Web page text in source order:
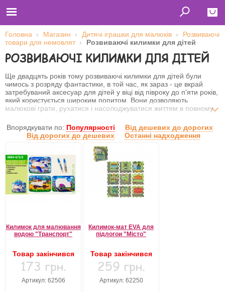
Главная
Футболки
Толстовки (кенгурушки)
Свитшоты
Лонгсливы
Бейсболки
Ветровки
О нас
Сотрудничество
Ім'я користувача
Пароль
Забули своє Ім’я Користувача?
Зареєструватися
Головна Магазин Дитячі іграшки для малюків
Розвиваючі
товари для немовлят
Розвиваючі килимки для дітей
РОЗВИВАЮЧІ КИЛИМКИ ДЛЯ ДІТЕЙ
Ще двадцять років тому розвиваючі килимки для дітей були
чимось з розряду фантастики, в той час, як зараз - це вкрай
затребуваний аксесуар для дітей у віці від півроку до п'яти років,
який користується широким попитом. Вони дозволяють
малюкові грати, рухатися і насолоджуватися життям в повному
виявиться прийнятною для кожного покупця.
Впорядкувати по: Популярності
Від дешевих до дорогих
Від дорогих до дешевих
Останні надходження
Килимок для малювання
водою "Транспорт"
Товар закінчився
173 грн.
Артикул: 62506
Килимок-мат EVA для
підлогои "Місто"
Товар закінчився
259 грн.
Артикул: 62250